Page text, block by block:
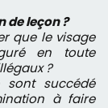
leçon ?
que le visage
en toute
?
succédé
à faire